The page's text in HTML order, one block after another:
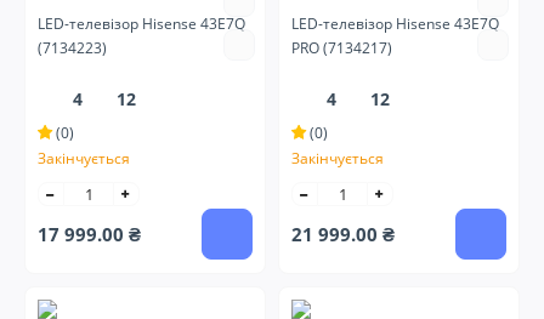
LED-телевізор Hisense 43E7Q
(7134223)
4 12
(0)
Закінчується
17 999.00 ₴
LED-телевізор Hisense 43E7Q
PRO (7134217)
4 12
(0)
Закінчується
21 999.00 ₴